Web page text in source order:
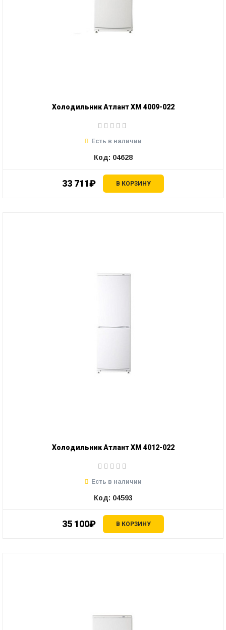
Холодильник Атлант ХМ 4009-022
33 711₽ В КОРЗИНУ
Есть в наличии
Код: 04628
Холодильник Атлант ХМ 4012-022
35 100₽ В КОРЗИНУ
Есть в наличии
Код: 04593